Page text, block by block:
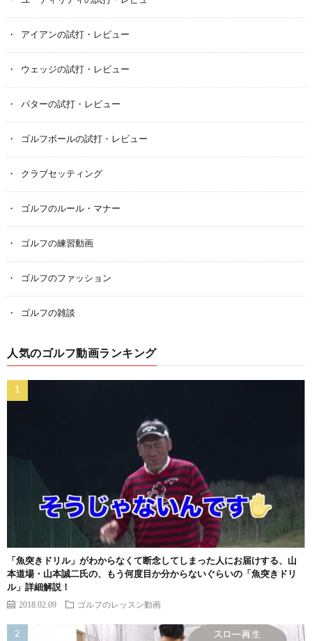
アイアンの試打・レビュー
ウェッジの試打・レビュー
パターの試打・レビュー
ゴルフボールの試打・レビュー
クラブセッティング
ゴルフのルール・マナー
ゴルフの練習動画
ゴルフのファッション
ゴルフの雑談
人気のゴルフ動画ランキング
「魚突きドリル」がわからなくて断念してしまった人にお届けする、山
本道場・山本誠二氏の、もう何度目か分からないぐらいの「魚突きドリ
ル」詳細解説！
2018.02.09 ゴルフのレッスン動画